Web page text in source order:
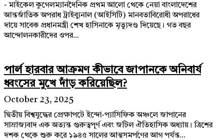
- মাইকেল কুগেলম্যানদৈনিক প্রথম আলো থেকে নেয়া বাংলাদেশের
আন্তর্জাতিক অপরাধ ট্রাইব্যুনাল (আইসিটি) মানবতাবিরোধী অপরাধের
দায়ে সাবেক প্রধানমন্ত্রী শেখ হাসিনাকে মৃত্যুদণ্ড দিয়েছে। গত বছর
আন্দোলনকারীদের ওপর...
পার্ল হারবার আক্রমণ কীভাবে জাপানকে অনিবার্য
ধ্বংসের মুখে দাঁড় করিয়েছিল?
October 23, 2025
দ্বিতীয় বিশ্বযুদ্ধের প্রেক্ষাপটে ইন্দো-প্যাসিফিক অঞ্চলে জাপানের
সাম্রাজ্যবাদ এক অত্যন্ত গুরুত্বপূর্ণ এবং জটিল ঐতিহাসিক অধ্যায়। ত্রিশের
দশক থেকে শুরু করে ১৯৪৫ সালের আত্মসমর্পণের আগ পর্যন্ত...